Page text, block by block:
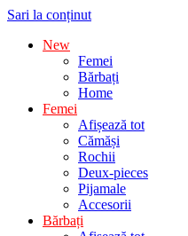
Sari la conținut
New
Femei
Bărbați
Home
Femei
Afișează tot
Cămăși
Rochii
Deux-pieces
Pijamale
Accesorii
Bărbați